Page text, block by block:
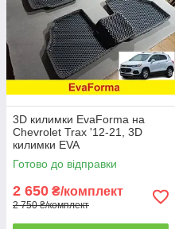
3D килимки EvaForma на
Chevrolet Trax '12-21, 3D
килимки EVA
Готово до відправки
2 650 ₴/комплект
2 750 ₴/комплект